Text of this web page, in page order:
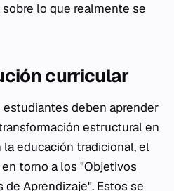
lo que realmente se
curricular
deben aprender
estructural en
la educación tradicional, el
torno a los "Objetivos
Aprendizaje". Estos se